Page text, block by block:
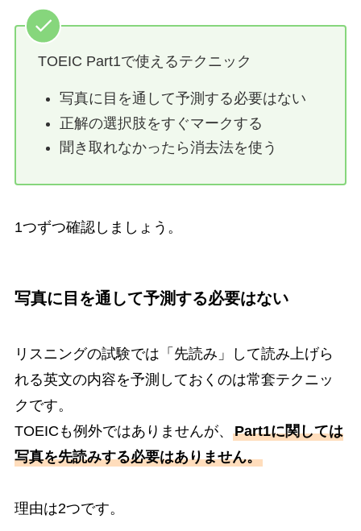
TOEIC Part1で使えるテクニック
写真に目を通して予測する必要はない
正解の選択肢をすぐマークする
聞き取れなかったら消去法を使う
1つずつ確認しましょう。
写真に目を通して予測する必要はない
リスニングの試験では「先読み」して読み上げら
れる英文の内容を予測しておくのは常套テクニッ
クです。
TOEICも例外ではありませんが、 Part1に関しては
写真を先読みする必要はありません。
理由は2つです。